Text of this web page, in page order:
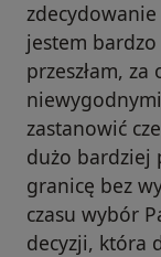
jestem bardzo
przeszłam,
zastanowić
dużo bardziej
granicę bez
czasu wybór
decyzji, która